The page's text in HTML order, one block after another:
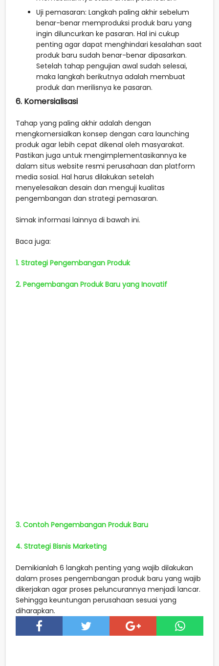
Uji pemasaran: Langkah paling akhir sebelum
benar-benar memproduksi produk baru yang
ingin diluncurkan ke pasaran. Hal ini cukup
penting agar dapat menghindari kesalahan saat
produk baru sudah benar-benar dipasarkan.
Setelah tahap pengujian awal sudah selesai,
maka langkah berikutnya adalah membuat
produk dan merilisnya ke pasaran.
6. Komersialisasi
Tahap yang paling akhir adalah dengan
mengkomersialkan konsep dengan cara launching
produk agar lebih cepat dikenal oleh masyarakat.
Pastikan juga untuk mengimplementasikannya ke
dalam situs website resmi perusahaan dan platform
media sosial. Hal harus dilakukan setelah
menyelesaikan desain dan menguji kualitas
pengembangan dan strategi pemasaran.
Simak informasi lainnya di bawah ini.
Baca juga:
1. Strategi Pengembangan Produk
2. Pengembangan Produk Baru yang Inovatif
3. Contoh Pengembangan Produk Baru
4. Strategi Bisnis Marketing
Demikianlah 6 langkah penting yang wajib dilakukan
dalam proses pengembangan produk baru yang wajib
dikerjakan agar proses peluncurannya menjadi lancar.
Sehingga keuntungan perusahaan sesuai yang
diharapkan.